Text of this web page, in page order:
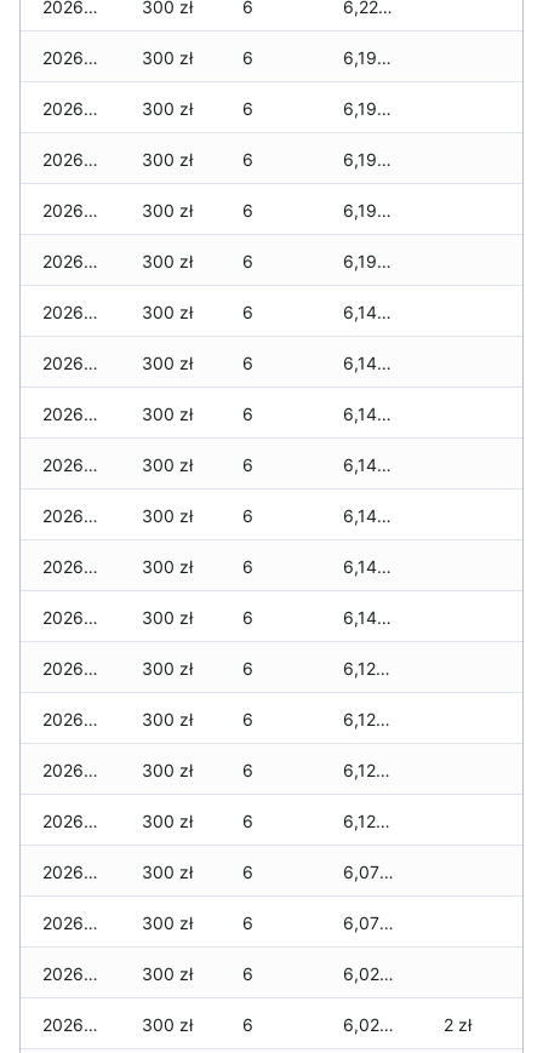
2026-05-12 300 zł 6 6,220 zł
2026-05-09 300 zł 6 6,190 zł
2026-05-08 300 zł 6 6,190 zł
2026-05-07 300 zł 6 6,190 zł
2026-05-06 300 zł 6 6,190 zł
2026-05-05 300 zł 6 6,190 zł
2026-05-04 300 zł 6 6,140 zł
2026-05-03 300 zł 6 6,140 zł
2026-05-02 300 zł 6 6,140 zł
2026-05-01 300 zł 6 6,140 zł
2026-04-30 300 zł 6 6,140 zł
2026-04-29 300 zł 6 6,140 zł
2026-04-28 300 zł 6 6,140 zł
2026-04-27 300 zł 6 6,120 zł
2026-04-26 300 zł 6 6,120 zł
2026-04-25 300 zł 6 6,120 zł
2026-04-24 300 zł 6 6,120 zł
2026-04-23 300 zł 6 6,070 zł
2026-04-22 300 zł 6 6,070 zł
2026-04-21 300 zł 6 6,020 zł
2026-04-20 300 zł 6 6,020 zł 2 zł